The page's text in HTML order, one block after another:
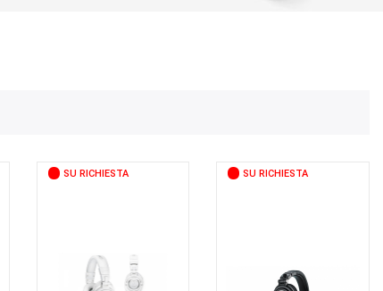
SU RICHIESTA SU RICHIESTA